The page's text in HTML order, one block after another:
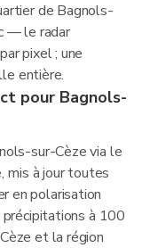
de Bagnols-
— le radar
pixel ; une
entière.
pour Bagnols-
sur-Cèze via le
mis à jour toutes
en polarisation
à 100
et la région